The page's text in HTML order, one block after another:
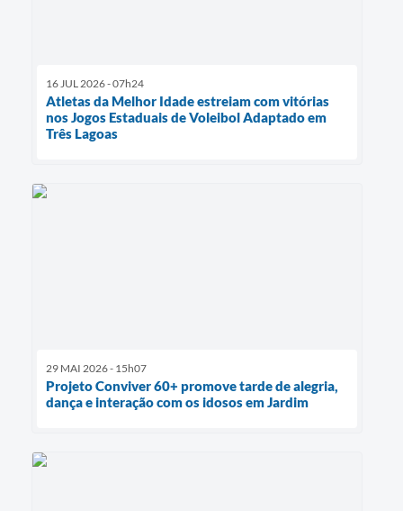
16 JUL 2026 - 07h24
Atletas da Melhor Idade estreiam com vitórias
nos Jogos Estaduais de Voleibol Adaptado em
Três Lagoas
29 MAI 2026 - 15h07
Projeto Conviver 60+ promove tarde de alegria,
dança e interação com os idosos em Jardim